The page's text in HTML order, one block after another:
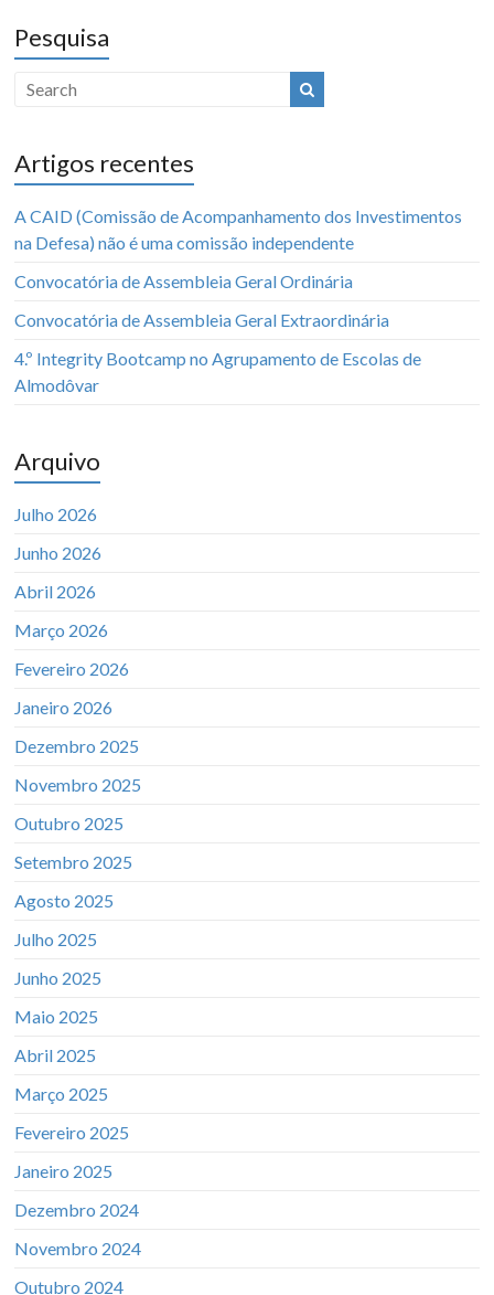
Pesquisa
Artigos recentes
A CAID (Comissão de Acompanhamento dos Investimentos
na Defesa) não é uma comissão independente
Convocatória de Assembleia Geral Ordinária
Convocatória de Assembleia Geral Extraordinária
4.º Integrity Bootcamp no Agrupamento de Escolas de
Almodôvar
Arquivo
Julho 2026
Junho 2026
Abril 2026
Março 2026
Fevereiro 2026
Janeiro 2026
Dezembro 2025
Novembro 2025
Outubro 2025
Setembro 2025
Agosto 2025
Julho 2025
Junho 2025
Maio 2025
Abril 2025
Março 2025
Fevereiro 2025
Janeiro 2025
Dezembro 2024
Novembro 2024
Outubro 2024